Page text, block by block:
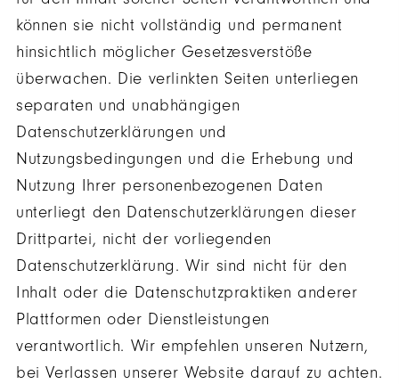
können sie nicht vollständig und permanent
hinsichtlich möglicher Gesetzesverstöße
überwachen. Die verlinkten Seiten unterliegen
separaten und unabhängigen
Datenschutzerklärungen und
Nutzungsbedingungen und die Erhebung und
Nutzung Ihrer personenbezogenen Daten
unterliegt den Datenschutzerklärungen dieser
Drittpartei, nicht der vorliegenden
Datenschutzerklärung. Wir sind nicht für den
Inhalt oder die Datenschutzpraktiken anderer
Plattformen oder Dienstleistungen
verantwortlich. Wir empfehlen unseren Nutzern,
bei Verlassen unserer Website darauf zu achten.